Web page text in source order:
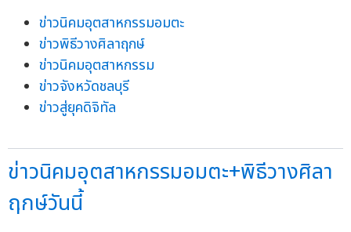
ข่าวนิคมอุตสาหกรรมอมตะ
ข่าวพิธีวางศิลาฤกษ์
ข่าวนิคมอุตสาหกรรม
ข่าวจังหวัดชลบุรี
ข่าวสู่ยุคดิจิทัล
ข่าวนิคมอุตสาหกรรมอมตะ+พิธีวางศิลา
ฤกษ์วันนี้